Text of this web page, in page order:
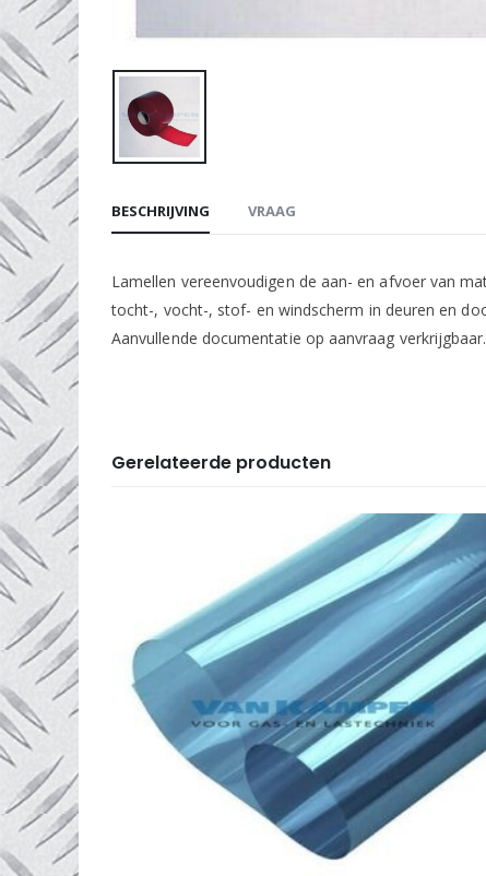
BESCHRIJVING VRAAG
Lamellen vereenvoudigen de aan- en afvoer van
tocht-, vocht-, stof- en windscherm in deuren en
Aanvullende documentatie op aanvraag verkrijgbaar.
Gerelateerde producten